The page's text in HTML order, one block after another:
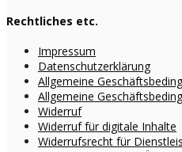
Rechtliches etc.
Impressum
Datenschutzerklärung
Allgemeine
Allgemeine
Widerruf
Widerruf für digitale Inhalte
Widerrufsrecht für